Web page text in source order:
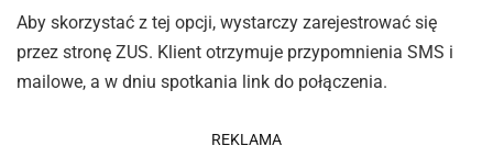
Aby skorzystać z tej opcji, wystarczy zarejestrować się
przez stronę ZUS. Klient otrzymuje przypomnienia SMS i
mailowe, a w dniu spotkania link do połączenia.
REKLAMA